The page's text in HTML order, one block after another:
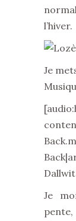
l’hiver.
Je
Je